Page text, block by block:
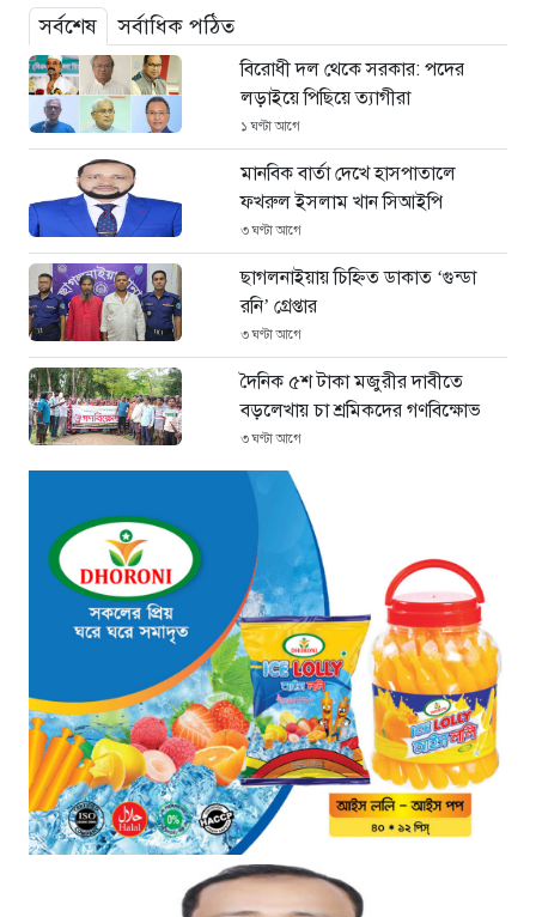
সর্বশেষ সর্বাধিক পঠিত
বিরোধী দল থেকে সরকার: পদের
লড়াইয়ে পিছিয়ে ত্যাগীরা
১ ঘণ্টা আগে
মানবিক বার্তা দেখে হাসপাতালে
ফখরুল ইসলাম খান সিআইপি
৩ ঘণ্টা আগে
ছাগলনাইয়ায় চিহ্নিত ডাকাত ‘গুন্ডা
রনি’ গ্রেপ্তার
৩ ঘণ্টা আগে
দৈনিক ৫শ টাকা মজুরীর দাবীতে
বড়লেখায় চা শ্রমিকদের গণবিক্ষোভ
৩ ঘণ্টা আগে
গ্রিসের উপকূলে ১৬৮ অভিবাসী উদ্ধার:
ভেতরে ৭২ বাংলাদেশি
৪ ঘণ্টা আগে
“১/১১-তে তারেক রহমানকে আয়নাঘরে
বন্দি রাখা হয়: চিফ প্রসিকিউটর”
৫ ঘণ্টা আগে
ডিজিএফআইয়ের ‘আয়নাঘর’ পরিদর্শনে
আন্তর্জাতিক অপরাধ ট্রাইব্যুনালের
বিচারক দল
৫ ঘণ্টা আগে
জুলাই জাদুঘরে দলীয় ইতিহাসের ঠাঁই
হবে না: নাহিদ ইসলাম
৫ ঘণ্টা আগে